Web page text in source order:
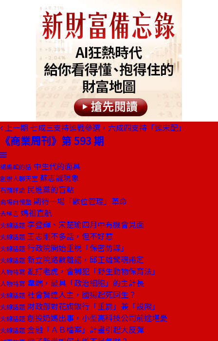
上一期 七成三支持連戰參選，六成四支持「連宋配」
《商業周刊》第 593 期
總編輯的話 中生代的面具
創辦人聊天室 蘇志誠現象
石頭評論 民進黨的盲點
商場自慢塾 期待一場「數位管理」革命
去梯言 媽祖直航
火線話題 李登輝、宋楚瑜四月中有機會見面
火線話題 王志剛不多話，但不好惹
火線話題 行政院開始重視「保密防諜」
火線話題 新立院路數離譜，邱正雄驚魂甫定
人物特寫 亂打老虎，會觸犯「野生動物保育法」
人物特寫 韋端，最具「政治細胞」的主計長
火線話題 社會賢達入主，國揚起死回生？
火線話題 財政部對花旗銀行「重罰」兼「設限」
火線話題 創投奶媽出事，小型高科技公司前途堪憂
火線話題 金融「ＡＢ檔案」計畫引起大反彈